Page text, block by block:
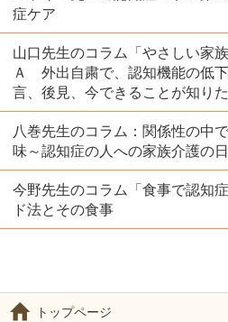
症ケア
山口先生のコラム「やさしい家
Ａ 外出自粛で、認知機能の低
言、後見、今できることが知り
八巻先生のコラム：関係性の中
味～認知症の人への家族介護の
今野先生のコラム「食事で認知
ド法とその食事
トップページ